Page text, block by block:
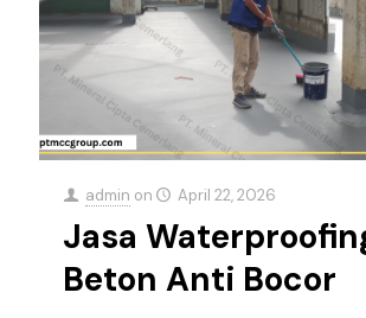
admin on April 22, 2026
Jasa
Beton Anti Bocor